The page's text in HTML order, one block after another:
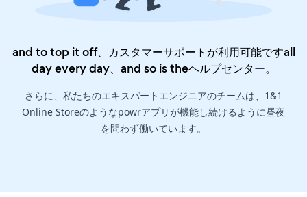
and to top it off、カスタマーサポートが利用可能ですall
day every day、and so is theヘルプセンター。
さらに、私たちのエキスパートエンジニアのチームは、1&1
Online Storeのようなpowrアプリが機能し続けるように昼夜
を問わず働いています。